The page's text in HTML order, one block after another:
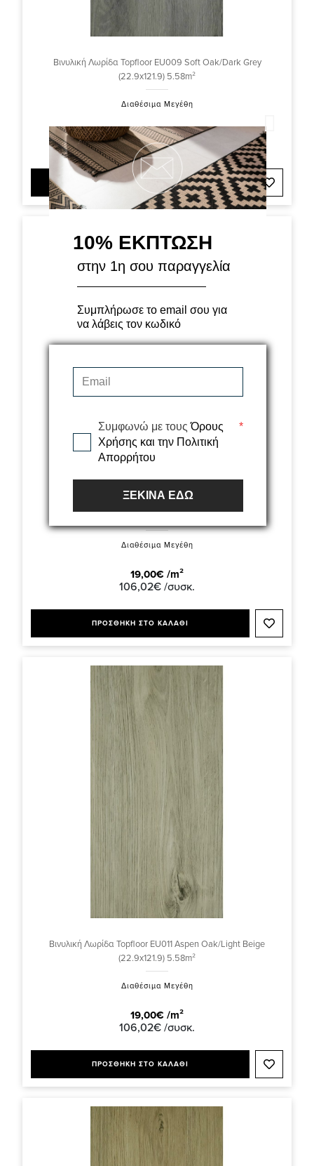
Βινυλική Λωρίδα Topfloor EU009 Soft Oak/Dark Grey
(22.9x121.9) 5.58m²
Διαθέσιμα Μεγέθη
19,00€ /m²
106,02€ /συσκ.
ΠΡΟΣΘΗΚΗ ΣΤΟ ΚΑΛΑΘΙ
Βινυλική Λωρίδα Topfloor EU010 Soft Oak/Dark Brown
Διαθέσιμα Μεγέθη
19,00€ /m²
106,02€ /συσκ.
ΠΡΟΣΘΗΚΗ ΣΤΟ ΚΑΛΑΘΙ
Βινυλική Λωρίδα Topfloor EU011 Aspen Oak/Light Beige
(22.9x121.9) 5.58m²
Διαθέσιμα Μεγέθη
19,00€ /m²
106,02€ /συσκ.
ΠΡΟΣΘΗΚΗ ΣΤΟ ΚΑΛΑΘΙ
10% ΕΚΠΤΩΣΗ
στην 1η σου παραγγελία
Συμπλήρωσε το email σου για
να λάβεις τον κωδικό
Συμφωνώ με τουςΌρους
Χρήσης και την Πολιτική
Απορρήτου
*
ΞΕΚΙΝΑ ΕΔΩ